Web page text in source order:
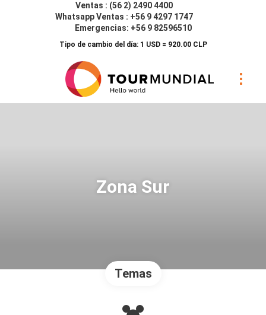
Ventas : (56 2) 2490 4400
Whatsapp Ventas : +56 9 4297 1747
Emergencias: +56 9 82596510
Tipo de cambio del día: 1 USD = 920.00 CLP
Zona Sur
Temas